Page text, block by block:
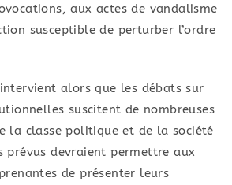
aux actes de vandalisme
susceptible de perturber l’ordre
alors que les débats sur
suscitent de nombreuses
la classe politique et de la société
prévus devraient permettre aux
de présenter leurs